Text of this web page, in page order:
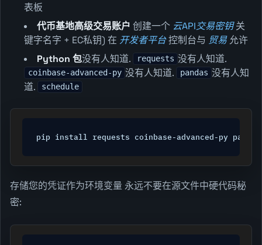
表板
代币基地高级交易账户 创建一个 云API交易密钥关
键字名字 + EC私钥) 在 开发者平台控制台与 贸易允许
Python 包没有人知道. requests 没有人知道.
coinbase-advanced-py 没有人知道. pandas 没有人知
道.
schedule
pip install requests coinbase-advanced-py
存储您的凭证作为环境变量 永远不要在源文件中硬代码秘
密: